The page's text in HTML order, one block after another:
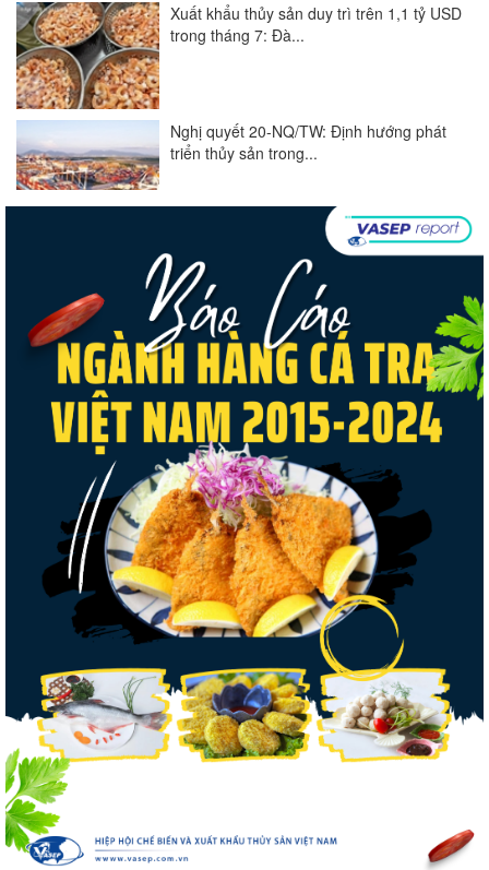
Xuất khẩu thủy sản duy trì trên 1,1 tỷ USD
trong tháng 7: Đà...
Nghị quyết 20-NQ/TW: Định hướng phát
triển thủy sản trong...
Góp ý Dự thảo Luật An toàn thực phẩm
(sửa đổi)
Thuế Mục 301 và bài toán thích ứng của
tôm Việt tại thị...
Nguồn cung giảm, giá cá rô phi Trung
Quốc tiếp tục tăng
Xuất khẩu cá ngừ Việt Nam sang Canada
tăng nhẹ, áp lực mới...
Xuất khẩu cá tra sang CPTPP: Mở rộng cơ
hội cho hàng giá trị...
Trung Quốc tăng mạnh nhập khẩu mực,
trong khi nguồn cung...